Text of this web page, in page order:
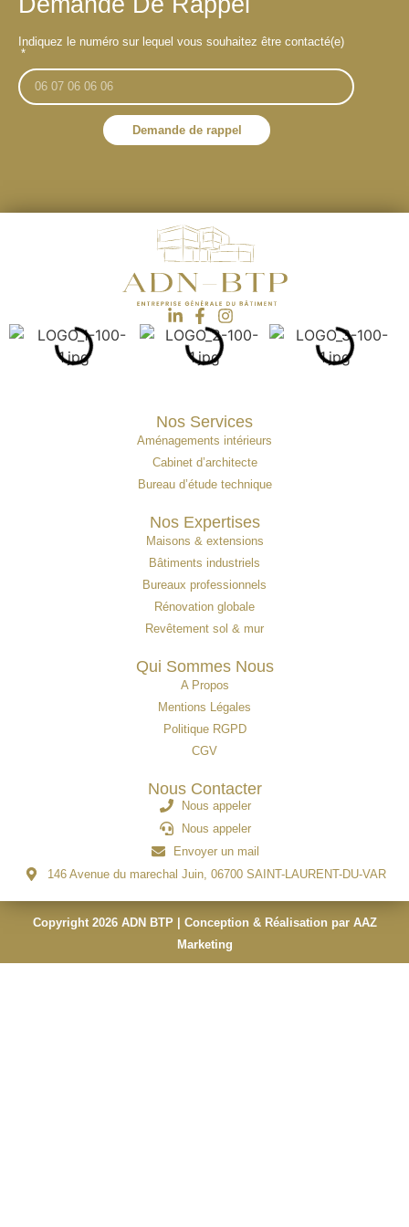
Indiquez le numéro sur lequel vous souhaitez être contacté(e)
Demande de rappel
Nos Services
Aménagements intérieurs
Cabinet d’architecte
Bureau d’étude technique
Nos Expertises
Maisons & extensions
Bâtiments industriels
Bureaux professionnels
Rénovation globale
Revêtement sol & mur
Qui Sommes Nous
A Propos
Mentions Légales
Politique RGPD
CGV
Nous Contacter
Nous appeler
Nous appeler
Envoyer un mail
146 Avenue du marechal Juin, 06700 SAINT-LAURENT-DU-VAR
Copyright 2026 ADN BTP | Conception & Réalisation par AAZ
Marketing